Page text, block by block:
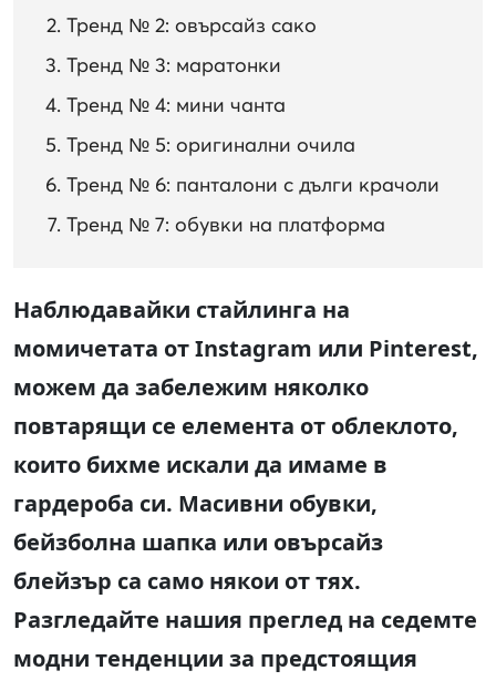
Тренд № 2: овърсайз сако
Тренд № 3: маратонки
Тренд № 4: мини чанта
Тренд № 5: оригинални очила
Тренд № 6: панталони с дълги крачоли
Тренд № 7: обувки на платформа
Наблюдавайки стайлинга на
момичетата от Instagram или Pinterest,
можем да забележим няколко
повтарящи се елемента от облеклото,
които бихме искали да имаме в
гардероба си. Масивни обувки,
бейзболна шапка или овърсайз
блейзър са само някои от тях.
Разгледайте нашия преглед на седемте
модни тенденции за предстоящия